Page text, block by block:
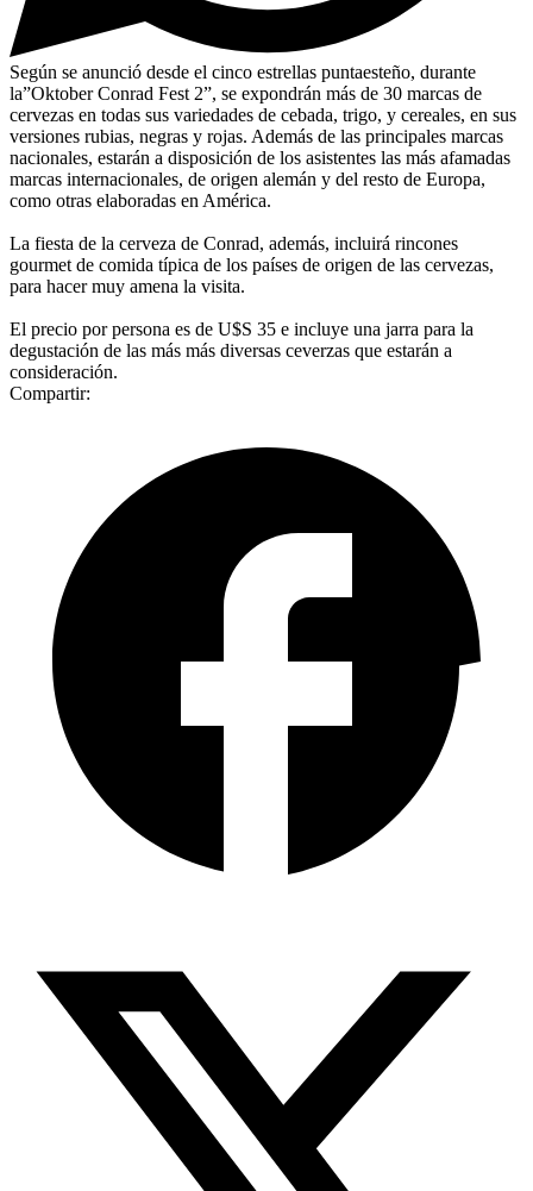
Según se anunció desde el cinco estrellas puntaesteño, durante
la”Oktober Conrad Fest 2”, se expondrán más de 30 marcas de
cervezas en todas sus variedades de cebada, trigo, y cereales, en sus
versiones rubias, negras y rojas. Además de las principales marcas
nacionales, estarán a disposición de los asistentes las más afamadas
marcas internacionales, de origen alemán y del resto de Europa,
como otras elaboradas en América.
La fiesta de la cerveza de Conrad, además, incluirá rincones
gourmet de comida típica de los países de origen de las cervezas,
para hacer muy amena la visita.
El precio por persona es de U$S 35 e incluye una jarra para la
degustación de las más más diversas ceverzas que estarán a
consideración.
Compartir: